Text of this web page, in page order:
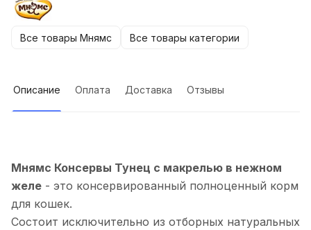
Все товары Мнямс Все товары категории
Описание Оплата Доставка Отзывы
Мнямс Консервы Тунец с макрелью в нежном
желе - это консервированный полноценный корм
для кошек.
Состоит исключительно из отборных натуральных